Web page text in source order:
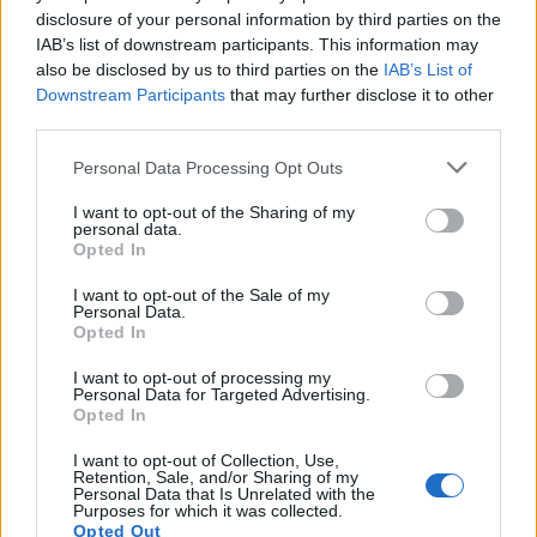
disclosure of your personal information by third parties on the
IAB’s list of downstream participants. This information may
also be disclosed by us to third parties on the IAB’s List of
Downstream Participants that may further disclose it to other
Personal Data Processing Opt Outs
I want to opt-out of the Sharing of my
personal data.
Opted In
I want to opt-out of the Sale of my
Personal Data.
Opted In
I want to opt-out of processing my
Personal Data for Targeted Advertising.
Opted In
I want to opt-out of Collection, Use,
Retention, Sale, and/or Sharing of my
Personal Data that Is Unrelated with the
Purposes for which it was collected.
Opted Out
shëndetësore
Besnik Çotën, ish-
kapiteni dhe ish-trajneri i
në moshën 56-vjeçare
transferohet te RB Leipzig
VIDEO/ Ndërhyrja “horror”
e Enea Mihajt në MLS,
mbrojtësi ndëshkohet me
Pritje madhështore në
Turqi, 25 mijë tifozë
presin Mohamed Salahun